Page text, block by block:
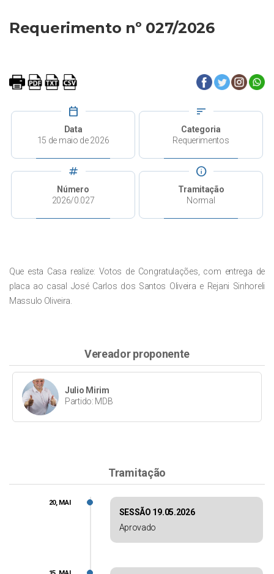
Requerimento nº 027/2026
calendar_today
Data
15 de maio de 2026
sort
Categoria
Requerimentos
tag
Número
2026/0.027
info
Tramitação
Normal
Que esta Casa realize: Votos de Congratulações, com entrega de
placa ao casal José Carlos dos Santos Oliveira e Rejani Sinhoreli
Massulo Oliveira.
Vereador proponente
Julio Mirim
Partido: MDB
Tramitação
SESSÃO 19.05.2026
Aprovado
20, MAI